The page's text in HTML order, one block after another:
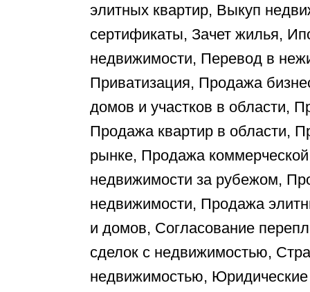
элитных квартир, Выкуп
сертификаты, Зачет жилья,
недвижимости, Перевод в
Приватизация, Продажа
домов и участков в области,
Продажа квартир в области,
рынке, Продажа
недвижимости за рубежом,
недвижимости, Продажа
и домов, Согласование
сделок с недвижимостью,
недвижимостью, Юридические